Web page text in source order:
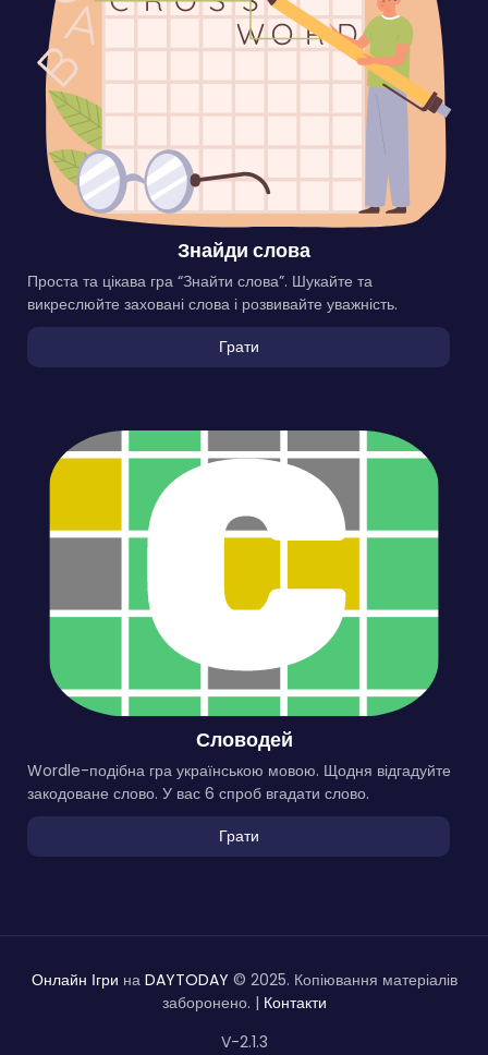
Знайди слова
Проста та цікава гра “Знайти слова”. Шукайте та
викреслюйте заховані слова і розвивайте уважність.
Грати
Словодей
Wordle-подібна гра українською мовою. Щодня відгадуйте
закодоване слово. У вас 6 спроб вгадати слово.
Грати
Онлайн Ігри на DAYTODAY © 2025. Копіювання матеріалів
заборонено. | Контакти
V-2.1.3